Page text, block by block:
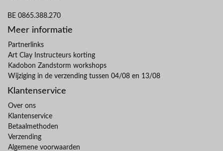
BE 0865.388.270
Meer informatie
Partnerlinks
Art Clay Instructeurs korting
Kadobon Zandstorm workshops
Wijziging in de verzending tussen 04/08 en 13/08
Klantenservice
Over ons
Klantenservice
Betaalmethoden
Verzending
Algemene voorwaarden